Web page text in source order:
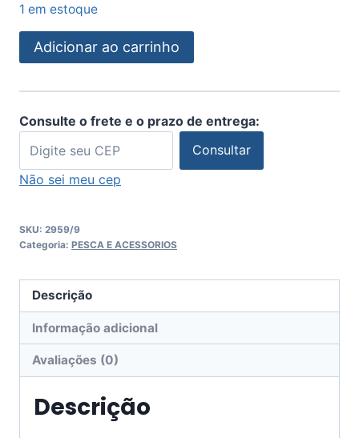
1 em estoque
Adicionar ao carrinho
Consulte o frete e o prazo de entrega:
Consultar
Não sei meu cep
SKU: 2959/9
Categoria: PESCA E ACESSORIOS
Descrição
Informação adicional
Avaliações (0)
Descrição